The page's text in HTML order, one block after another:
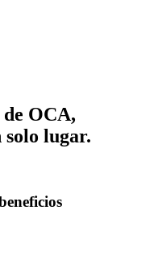
de OCA,
lugar.